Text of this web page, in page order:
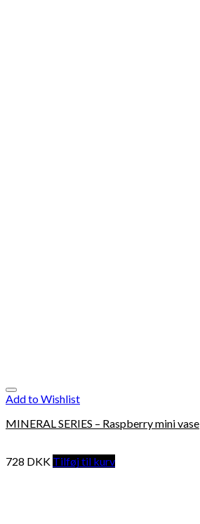
Add to Wishlist
MINERAL SERIES – Raspberry mini vase
728 DKK Tilføj til kurv